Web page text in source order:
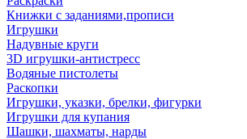
Книжки с заданиями,прописи
Игрушки
Надувные круги
3D игрушки-антистресс
Водяные пистолеты
Раскопки
Игрушки, указки, брелки, фигурки
Игрушки для купания
Шашки, шахматы, нарды